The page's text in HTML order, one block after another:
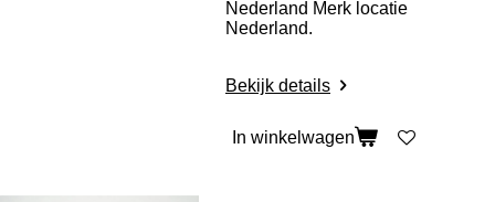
Nederland Merk locatie
Nederland.
Bekijk details
In winkelwagen